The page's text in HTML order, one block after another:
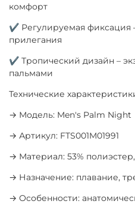
комфорт
✔ Регулируемая фиксация
прилегания
✔ Тропический дизайн –
пальмами
Технические
→ Модель: Men's Palm Night
→ Артикул: FTS001M01991
→ Материал: 53% полиэстер,
→ Назначение: плавание,
→ Особенности: